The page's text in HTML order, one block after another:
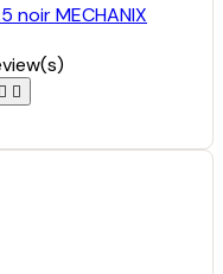
noir MECHANIX
 